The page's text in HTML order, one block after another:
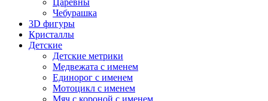
Чебурашка
3D фигуры
Кристаллы
Детские
Детские метрики
Медвежата с именем
Единорог с именем
Мотоцикл с именем
Мяч с короной с именем